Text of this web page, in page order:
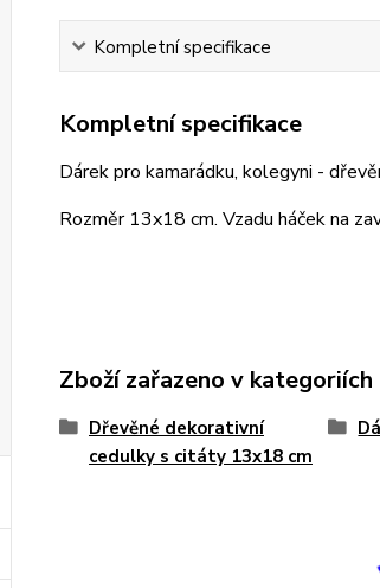
Kompletní specifikace
Kompletní specifikace
Dárek pro kamarádku, kolegyni -
Rozměr 13x18 cm. Vzadu háček na
Zboží zařazeno v kategoriích
Dřevěné dekorativní
cedulky s citáty 13x18 cm